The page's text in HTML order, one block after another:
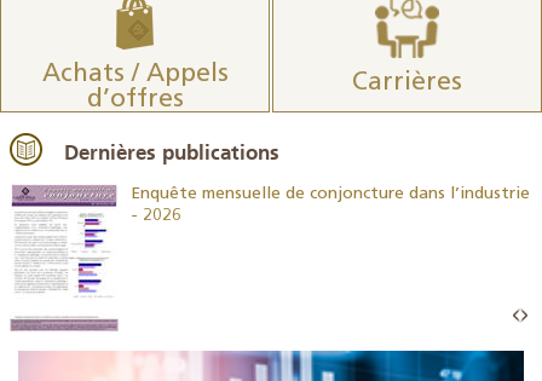
Achats / Appels
d’offres
Carrières
Dernières publications
Enquête mensuelle de conjoncture dans l’industrie
- 2026